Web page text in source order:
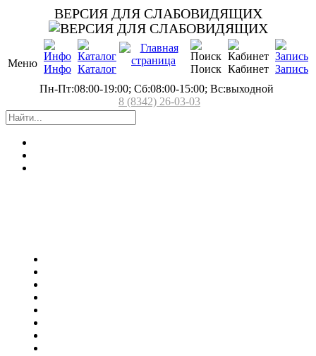
ВЕРСИЯ ДЛЯ СЛАБОВИДЯЩИХ
Меню Инфо Каталог Поиск Кабинет Запись
Пн-Пт:08:00-19:00; Сб:08:00-15:00; Вс:выходной
8 (8342) 26-03-03